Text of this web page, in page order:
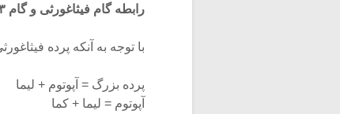
رابطه گام فیثاغورثی و گام ۵۳ قسمتی مساوی
با توجه به آنکه پرده
پرده بزرگ = آپوتوم + لیما
آپوتوم = لیما + کما